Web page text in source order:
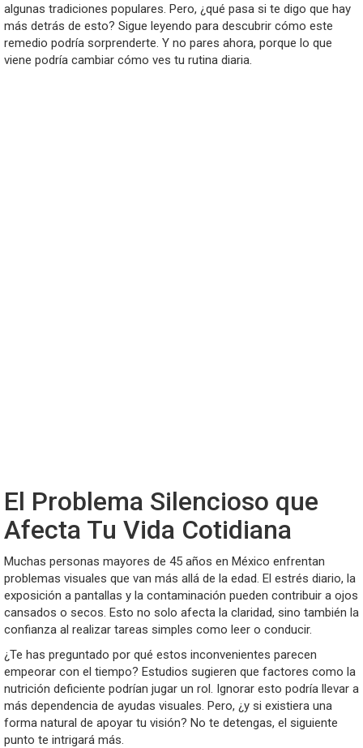
algunas tradiciones populares. Pero, ¿qué pasa si te digo que hay
más detrás de esto? Sigue leyendo para descubrir cómo este
remedio podría sorprenderte. Y no pares ahora, porque lo que
viene podría cambiar cómo ves tu rutina diaria.
El Problema Silencioso que
Afecta Tu Vida Cotidiana
Muchas personas mayores de 45 años en México enfrentan
problemas visuales que van más allá de la edad. El estrés diario, la
exposición a pantallas y la contaminación pueden contribuir a ojos
cansados o secos. Esto no solo afecta la claridad, sino también la
confianza al realizar tareas simples como leer o conducir.
¿Te has preguntado por qué estos inconvenientes parecen
empeorar con el tiempo? Estudios sugieren que factores como la
nutrición deficiente podrían jugar un rol. Ignorar esto podría llevar a
más dependencia de ayudas visuales. Pero, ¿y si existiera una
forma natural de apoyar tu visión? No te detengas, el siguiente
punto te intrigará más.